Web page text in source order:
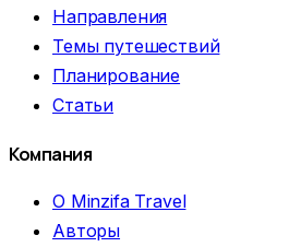
Направления
Темы путешествий
Планирование
Статьи
Компания
О Minzifa Travel
Авторы